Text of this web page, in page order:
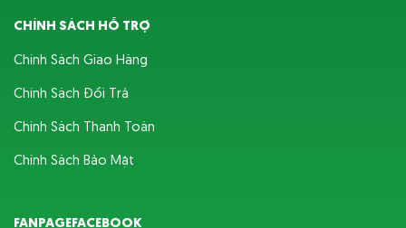
CHÍNH SÁCH HỖ TRỢ
Chính Sách Giao Hàng
Chính Sách Đổi Trả
Chính Sách Thanh Toán
Chính Sách Bảo Mật
FANPAGEFACEBOOK